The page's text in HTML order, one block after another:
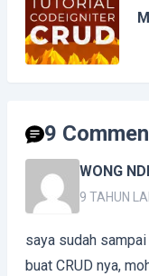
9
WONG
9 TAHUN
saya sudah
buat CRUD nya,